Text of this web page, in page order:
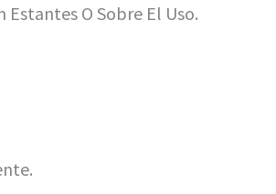
Estantes O Sobre El Uso.